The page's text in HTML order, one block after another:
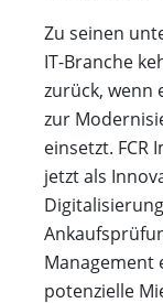
Zu seinen
IT-Branche
zurück, wenn
zur
einsetzt. FCR
jetzt als
Management
potenzielle